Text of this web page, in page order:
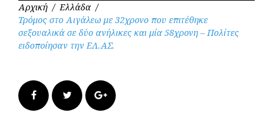
Αρχική / Ελλάδα /
Τρόμος στο Αιγάλεω με 32χρονο που επιτέθηκε
σεξουαλικά σε δύο ανήλικες και μία 58χρονη – Πολίτες
ειδοποίησαν την ΕΛ.ΑΣ.
FacebookTwitter Google+